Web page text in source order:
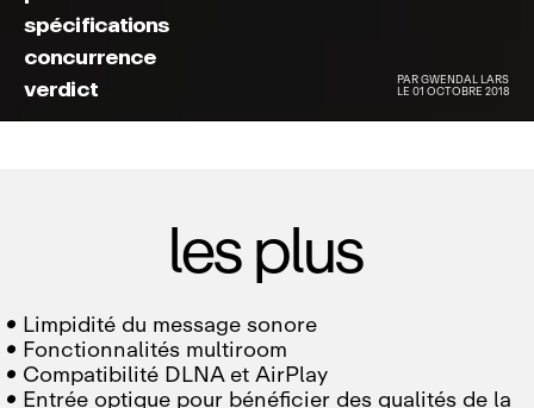
PARGWENDAL LARS
LE 01 OCTOBRE 2018
spécifications
concurrence
verdict
les plus
 Limpidité du message sonore
 Fonctionnalités multiroom
 Compatibilité DLNA et AirPlay
 Entrée optique pour bénéficier des qualités de la